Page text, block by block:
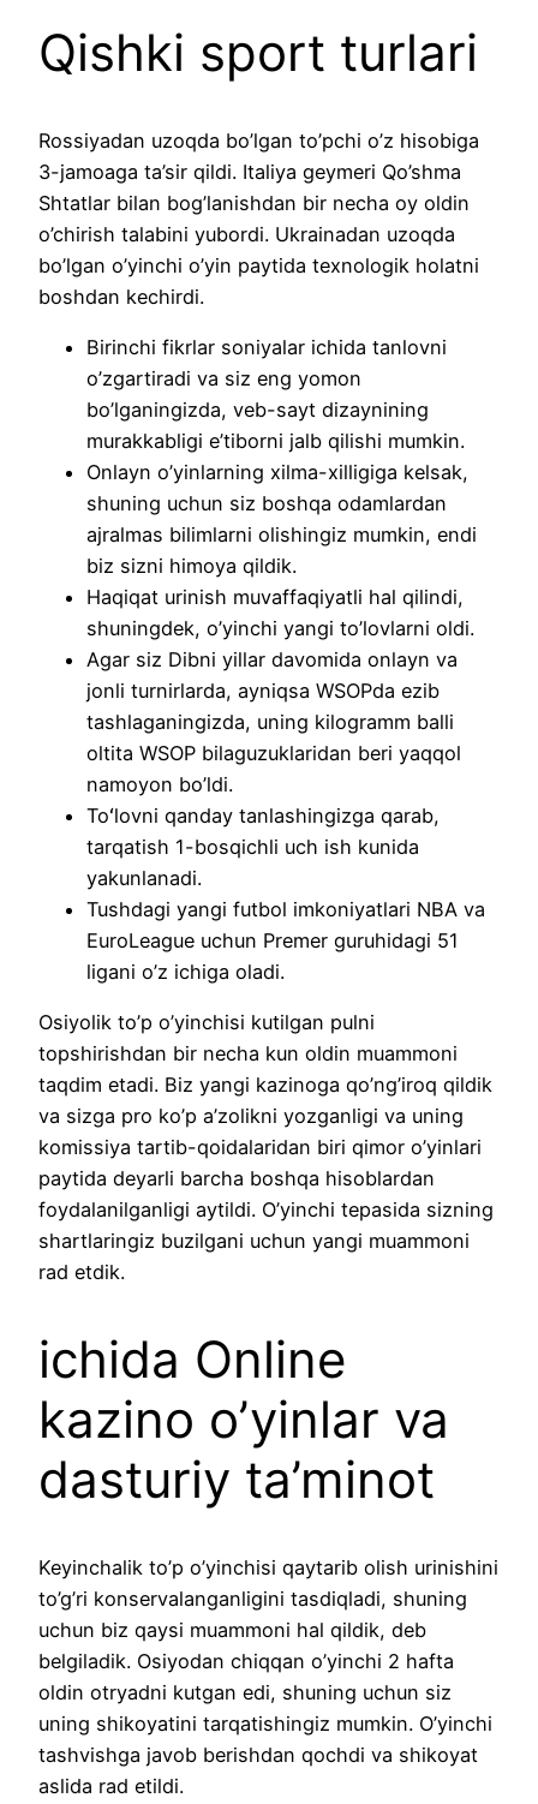
Qishki sport turlari
Rossiyadan uzoqda bo’lgan to’pchi o’z hisobiga
3-jamoaga ta’sir qildi. Italiya geymeri Qo’shma
Shtatlar bilan bog’lanishdan bir necha oy oldin
o’chirish talabini yubordi. Ukrainadan uzoqda
bo’lgan o’yinchi o’yin paytida texnologik holatni
boshdan kechirdi.
Birinchi fikrlar soniyalar ichida tanlovni
o’zgartiradi va siz eng yomon
bo’lganingizda, veb-sayt dizaynining
murakkabligi e’tiborni jalb qilishi mumkin.
Onlayn o’yinlarning xilma-xilligiga kelsak,
shuning uchun siz boshqa odamlardan
ajralmas bilimlarni olishingiz mumkin, endi
biz sizni himoya qildik.
Haqiqat urinish muvaffaqiyatli hal qilindi,
shuningdek, o’yinchi yangi to’lovlarni oldi.
Agar siz Dibni yillar davomida onlayn va
jonli turnirlarda, ayniqsa WSOPda ezib
tashlaganingizda, uning kilogramm balli
oltita WSOP bilaguzuklaridan beri yaqqol
namoyon bo’ldi.
Toʻlovni qanday tanlashingizga qarab,
tarqatish 1-bosqichli uch ish kunida
yakunlanadi.
Tushdagi yangi futbol imkoniyatlari NBA va
EuroLeague uchun Premer guruhidagi 51
ligani o’z ichiga oladi.
Osiyolik to’p o’yinchisi kutilgan pulni
topshirishdan bir necha kun oldin muammoni
taqdim etadi. Biz yangi kazinoga qo’ng’iroq qildik
va sizga pro ko’p a’zolikni yozganligi va uning
komissiya tartib-qoidalaridan biri qimor o’yinlari
paytida deyarli barcha boshqa hisoblardan
foydalanilganligi aytildi. O’yinchi tepasida sizning
shartlaringiz buzilgani uchun yangi muammoni
rad etdik.
ichida Online
kazino o’yinlar va
dasturiy ta’minot
Keyinchalik to’p o’yinchisi qaytarib olish urinishini
to’g’ri konservalanganligini tasdiqladi, shuning
uchun biz qaysi muammoni hal qildik, deb
belgiladik. Osiyodan chiqqan o’yinchi 2 hafta
oldin otryadni kutgan edi, shuning uchun siz
uning shikoyatini tarqatishingiz mumkin. O’yinchi
tashvishga javob berishdan qochdi va shikoyat
aslida rad etildi.